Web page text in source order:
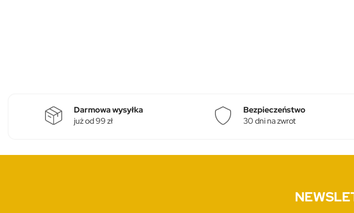
Darmowa wysyłka
już od 99 zł
Bezpieczeństwo
30 dni na zwrot